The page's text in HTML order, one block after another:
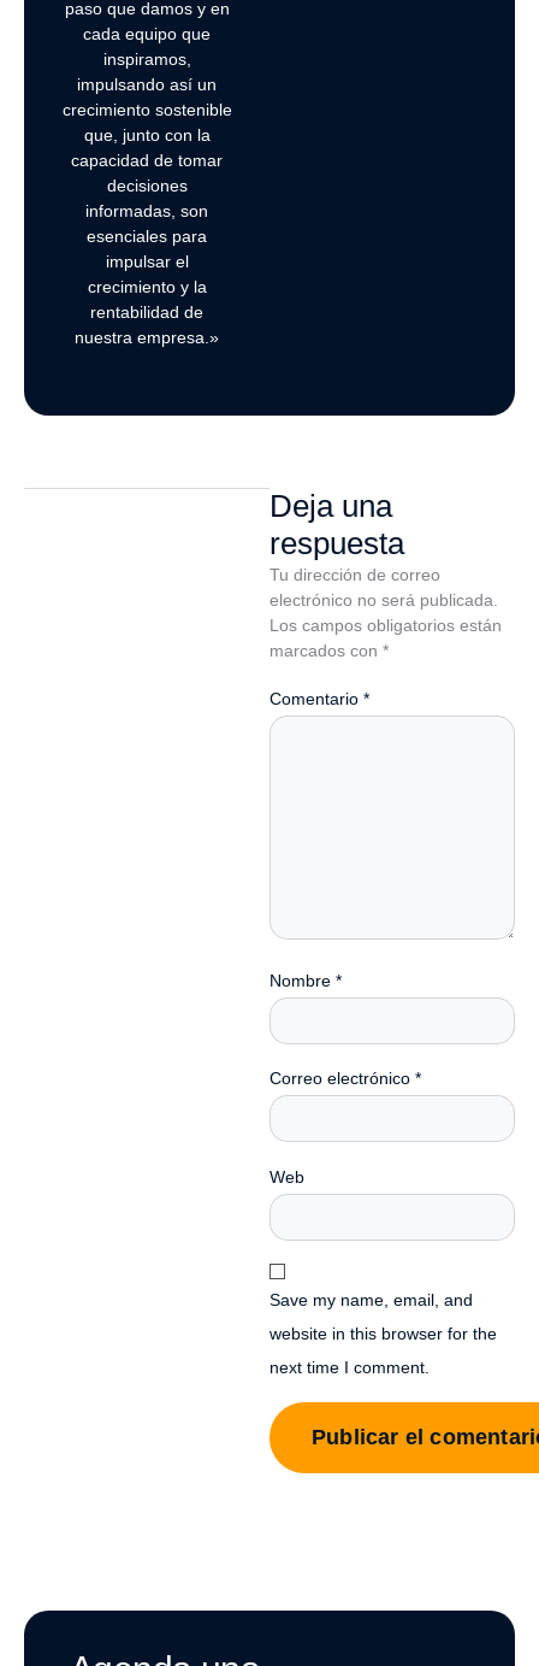
paso que damos y en
cada equipo que
inspiramos,
impulsando así un
crecimiento sostenible
que, junto con la
capacidad de tomar
decisiones
informadas, son
esenciales para
impulsar el
crecimiento y la
rentabilidad de
nuestra empresa.»
Deja una
respuesta
Tu dirección de correo
electrónico no será publicada.
Los campos obligatorios están
marcados con *
Comentario *
Nombre *
Correo electrónico *
Web
Save my name, email, and
website in this browser for the
next time I comment.